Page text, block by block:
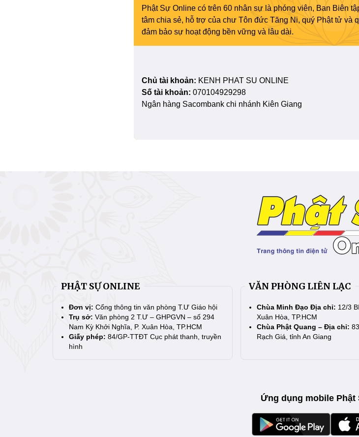
Phật Sự Online có trên 60 nhân sự là phóng viên, Ban Biên
tâm chia sẻ, hỗ trợ của chư Tôn đức Tăng Ni, quý Phật tử và
đảm bảo sự hoạt động bền vững và lâu dài.
Chủ tài khoản: KENH PHAT SU ONLINE
Số tài khoản: 070104929298
Ngân hàng Sacombank chi nhánh Kiên Giang
PHẬT SỰ ONLINE
Đơn vị: Cổng thông tin văn phòng T.Ư Giáo hội
Trụ sở: Văn phòng 2 T.Ư – GHPGVN – số 294
Nam Kỳ Khởi Nghĩa, P. Xuân Hòa, TP.HCM
Giấy phép: 84/GP-TTĐT Cục phát thanh, truyền
hình
VĂN PHÒNG LIÊN LẠC
Chùa Minh Đạo Địa chỉ: 12/3
Xuân Hòa, TP.HCM
Chùa Phật Quang – Địa chỉ:
Rạch Giá, tỉnh An Giang
Ứng dụng mobile Phật